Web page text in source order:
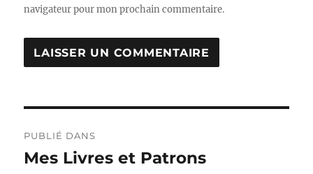
navigateur pour mon prochain commentaire.
de
PUBLIÉ DANS
Mes Livres et Patrons